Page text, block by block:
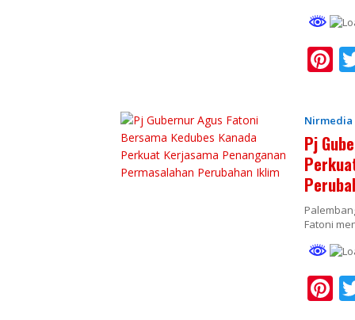
Pi
er
e
st
Nirmedia
Pj
Fatoni
Pi